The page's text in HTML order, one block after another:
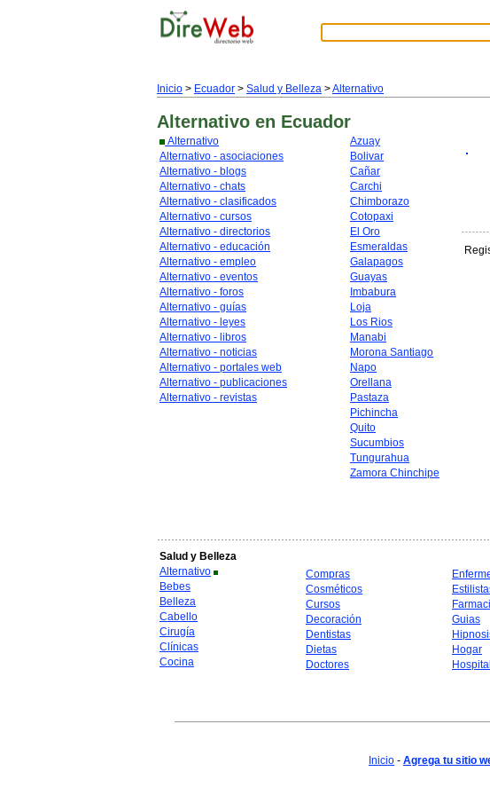
Inicio > Ecuador > Salud y Belleza >Alternativo
Alternativo en Ecuador
Alternativo
Alternativo - asociaciones
Alternativo - blogs
Alternativo - chats
Alternativo - clasificados
Alternativo - cursos
Alternativo - directorios
Alternativo - educación
Alternativo - empleo
Alternativo - eventos
Alternativo - foros
Alternativo - guías
Alternativo - leyes
Alternativo - libros
Alternativo - noticias
Alternativo - portales web
Alternativo - publicaciones
Alternativo - revistas
Azuay
Bolivar
Cañar
Carchi
Chimborazo
Cotopaxi
El Oro
Esmeraldas
Galapagos
Guayas
Imbabura
Loja
Los Rios
Manabi
Morona Santiago
Napo
Orellana
Pastaza
Pichincha
Quito
Sucumbios
Tungurahua
Zamora Chinchipe
Salud y Belleza
Alternativo
Bebes
Belleza
Cabello
Cirugía
Clínicas
Cocina
Compras
Cosméticos
Cursos
Decoración
Dentistas
Dietas
Doctores
Guias
Hogar
Inicio - Agrega tu sitio